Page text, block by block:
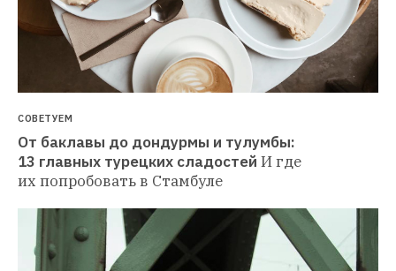
СОВЕТУЕМ
От баклавы до дондурмы и тулумбы:
13 главных турецких сладостей И где
их попробовать в Стамбуле